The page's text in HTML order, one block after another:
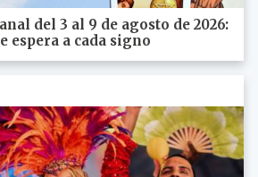
del 3 al 9 de agosto de 2026:
espera a cada signo